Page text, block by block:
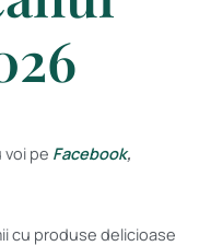
voi pe Facebook,
cu produse delicioase